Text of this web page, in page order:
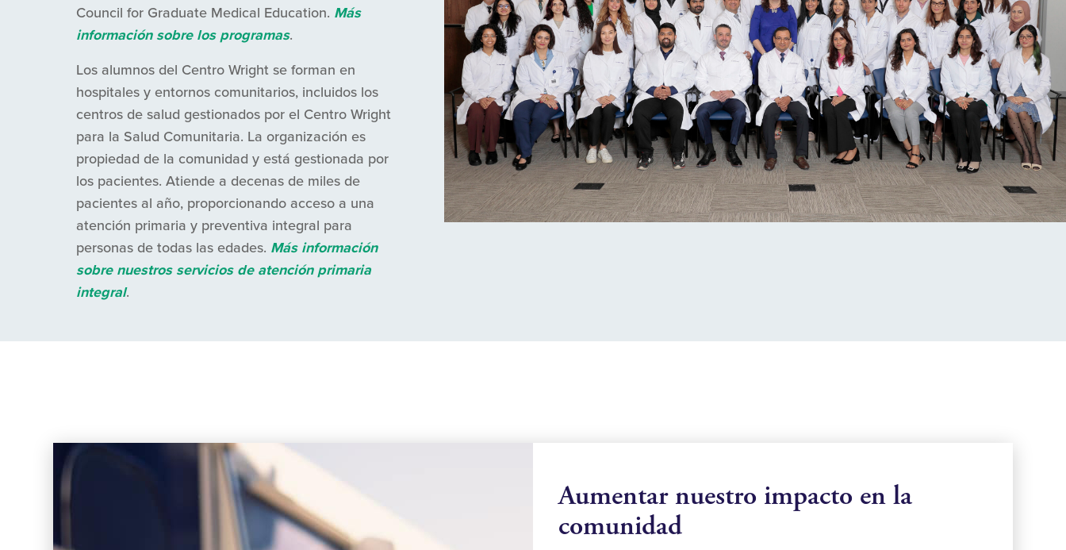
Council for Graduate Medical Education. Más
información sobre los programas.
Los alumnos del Centro Wright se forman en
hospitales y entornos comunitarios, incluidos los
centros de salud gestionados por el Centro Wright
para la Salud Comunitaria. La organización es
propiedad de la comunidad y está gestionada por
los pacientes. Atiende a decenas de miles de
pacientes al año, proporcionando acceso a una
atención primaria y preventiva integral para
personas de todas las edades. Más información
sobre nuestros servicios de atención primaria
integral.
Aumentar nuestro impacto en la
comunidad